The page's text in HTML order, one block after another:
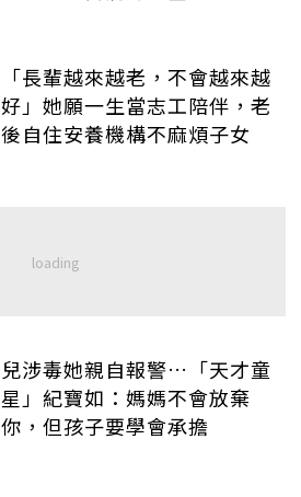
「長輩越來越老，不會越來越
好」她願一生當志工陪伴，老
後自住安養機構不麻煩子女
兒涉毒她親自報警…「天才童
星」紀寶如：媽媽不會放棄
你，但孩子要學會承擔